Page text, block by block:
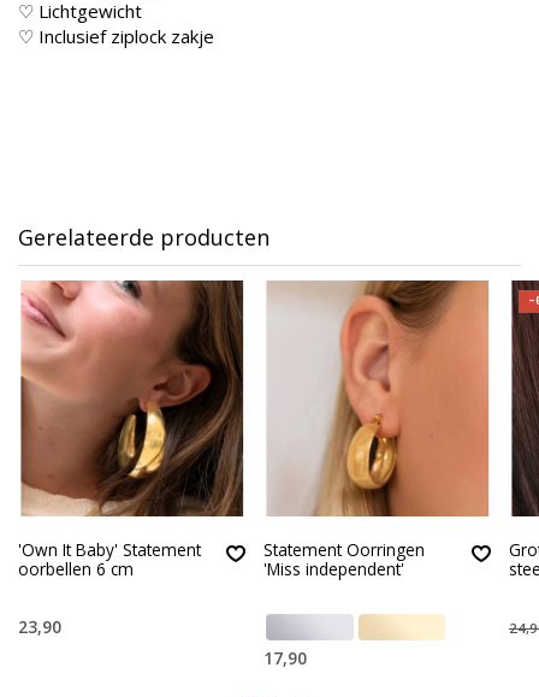
♡ Lichtgewicht
♡ Inclusief ziplock zakje
Gerelateerde producten
'Own It Baby' Statement
oorbellen 6 cm
23,90
Statement Oorringen
'Miss independent'
17,90
-